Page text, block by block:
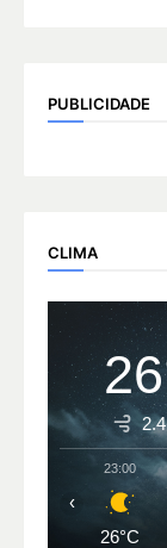
PUBLICIDADE
CLIMA
23:00
26°C
‹